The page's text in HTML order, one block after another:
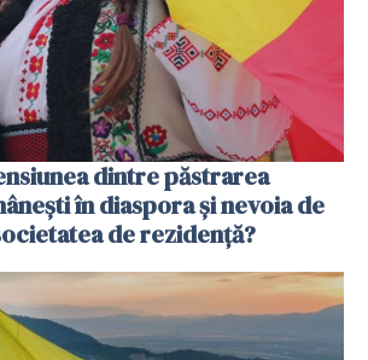
dintre păstrarea
în diaspora și nevoia de
de rezidență?